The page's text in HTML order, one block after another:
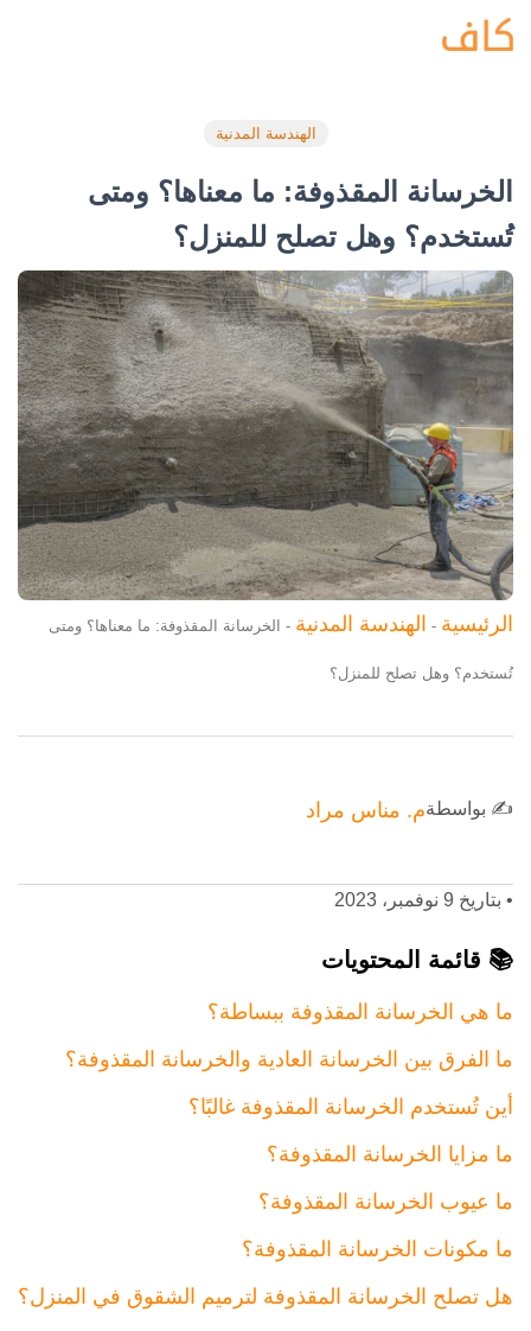
الهندسة المدنية
الخرسانة المقذوفة: ما معناها؟ ومتى
تُستخدم؟ وهل تصلح للمنزل؟
الرئيسية - الهندسة المدنية - الخرسانة المقذوفة: ما معناها؟ ومتى
تُستخدم؟ وهل تصلح للمنزل؟
✍️ بواسطةم. مناس مراد
• بتاريخ 9 نوفمبر، 2023
📚 قائمة المحتويات
ما هي الخرسانة المقذوفة ببساطة؟
ما الفرق بين الخرسانة العادية والخرسانة المقذوفة؟
أين تُستخدم الخرسانة المقذوفة غالبًا؟
ما مزايا الخرسانة المقذوفة؟
ما عيوب الخرسانة المقذوفة؟
ما مكونات الخرسانة المقذوفة؟
هل تصلح الخرسانة المقذوفة لترميم الشقوق في المنزل؟